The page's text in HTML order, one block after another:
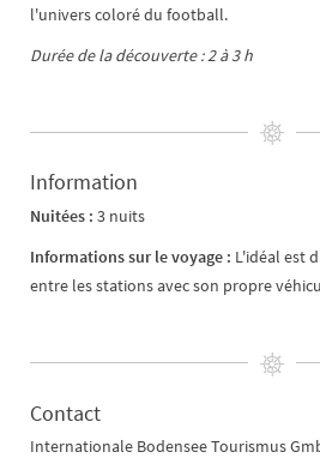
l'univers coloré du football.
Durée de la découverte : 2 à 3 h
Information
Nuitées : 3 nuits
Informations sur le voyage : L'idéal est
entre les stations avec son propre
Contact
Internationale Bodensee Tourismus